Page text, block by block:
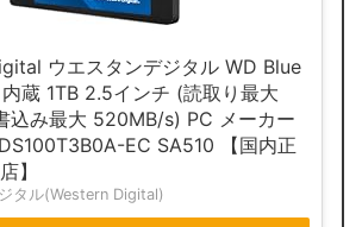
ウエスタンデジタル WD Blue
蔵 1TB 2.5インチ (読取り最大
込み最大 520MB/s) PC メーカー
EC SA510 【国内正
】
タル(Western Digital)